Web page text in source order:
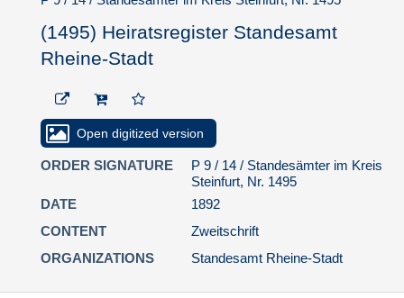
(1553) Heiratsregister
(1555) Heiratsregister
Standesamt Rheine-
Stadt
(1556) Heiratsregister
Stadt
(1495) Heiratsregister Standesamt
Rheine-Stadt
Open digitized version
ORDER SIGNATURE
P 9 / 14 / Standesämter im Kreis
Steinfurt, Nr. 1495
DATE
1892
CONTENT
Zweitschrift
ORGANIZATIONS
Standesamt Rheine-Stadt